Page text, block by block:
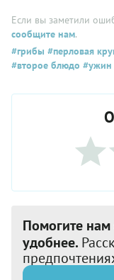
Если вы заметили
сообщите нам.
#грибы #перловая
#второе блюдо #ужин
Помогите нам
удобнее.